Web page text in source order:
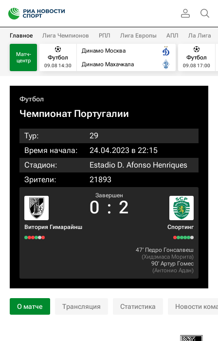
Главное Лига Чемпионов РПЛ Лига Европы АПЛ Ла Лига
Матч-
центр
Футбол
09.08 14:30
Динамо Москва
Динамо Махачкала
Футбол
09.08 17:00
Футбол
Чемпионат Португалии
Тур:
29
Время начала:
24.04.2023 в 22:15
Стадион:
Estadio D. Afonso Henriques
Зрители:
21893
Витория Гимарайнш
Завершен
0 : 2
Спортинг
47‎’‎ Педро Гонсалвеш
(Хидэмаса Морита)
90‎’‎ Артур Гомес
(Антонио Адан)
О матче Трансляция Статистика Новости